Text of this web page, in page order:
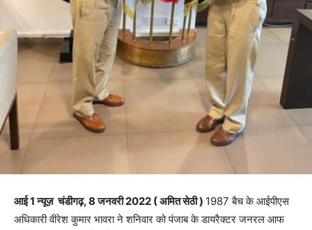
आई 1 न्यूज़चंडीगढ़, 8 जनवरी 2022 ( अमित सेठी ) 1987 बैच के आईपीएस
अधिकारी वीरेश कुमार भावरा ने शनिवार को पंजाब के डायरैक्टर जनरल आफ